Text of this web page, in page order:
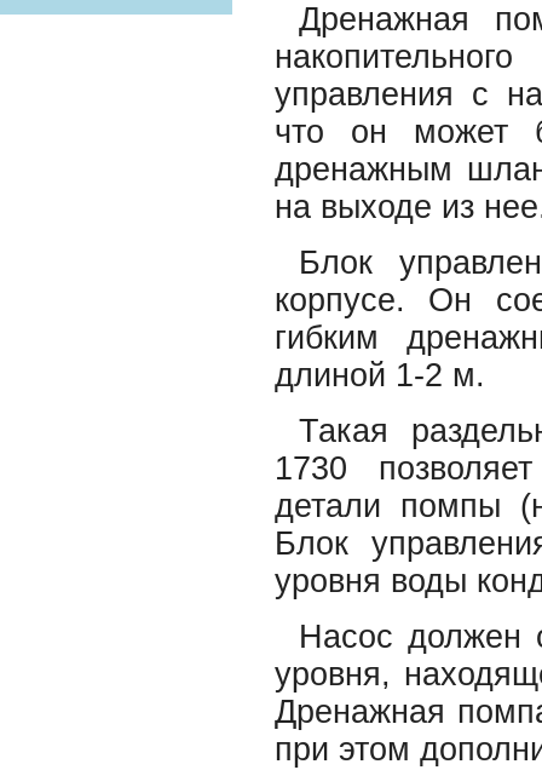
Дренажная
управления с
что он может
дренажным
на выходе из
Блок
корпусе. Он
гибким
длиной 1-2 м.
Такая
1730
детали помпы
Блок
уровня воды
Насос должен
уровня,
Дренажная
при этом